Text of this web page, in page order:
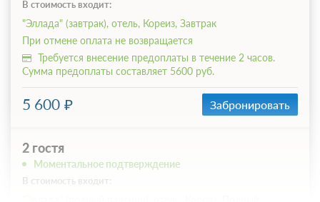
В стоимость входит:
"Эллада" (завтрак), отель, Кореиз, Завтрак
При отмене оплата не возвращается
Требуется внесение предоплаты в течение 2 часов.
Сумма предоплаты составляет 5600 руб.
5 600 Забронировать
2 гостя
Моментальное подтверждение
В стоимость входит: